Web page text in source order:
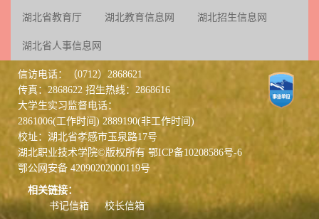
湖北省教育厅 湖北教育信息网 湖北招生信息网
湖北省人事信息网
信访电话：（0712）2868621
传真：2868622 招生热线：2868616
大学生实习监督电话：
2861006(工作时间) 2889190(非工作时间)
校址：湖北省孝感市玉泉路17号
湖北职业技术学院©版权所有 鄂ICP备10208586号-6
鄂公网安备 42090202000119号
相关链接：
书记信箱
校长信箱